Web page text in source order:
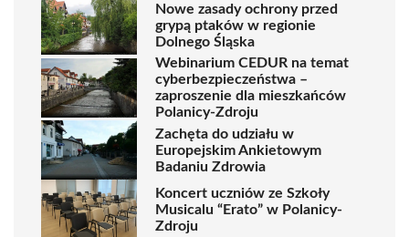
Nowe zasady ochrony przed
grypą ptaków w regionie
Dolnego Śląska
Webinarium CEDUR na temat
cyberbezpieczeństwa –
zaproszenie dla mieszkańców
Polanicy-Zdroju
Zachęta do udziału w
Europejskim Ankietowym
Badaniu Zdrowia
Koncert uczniów ze Szkoły
Musicalu “Erato” w Polanicy-
Zdroju